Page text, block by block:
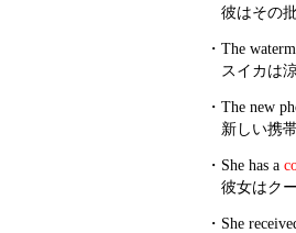
彼はその
・ The
スイカは
・ The new
新しい携
・ She has a
彼女はク
・ She